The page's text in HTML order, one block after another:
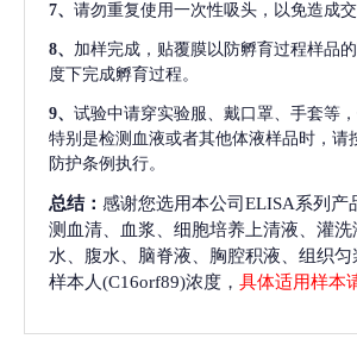
7、 请勿重复使用一次性吸头，以免造成交
8、 加样完成，贴覆膜以防孵育过程样品
度下完成孵育过程。
9、 试验中请穿实验服、戴口罩、手套等，
特别是检测血液或者其他体液样品时，请
防护条例执行。
总结： 感谢您选用本公司ELISA系列产
测血清、血浆、细胞培养上清液、灌
水、腹水、脑脊液、胸腔积液、组织
样本人(C16orf89)浓度， 具体适用样本